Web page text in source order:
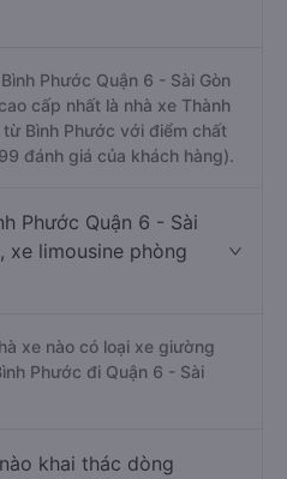
Phước Quận 6 - Sài Gòn
cấp nhất là nhà xe Thành
Bình Phước với điểm chất
đánh giá của khách hàng).
Phước Quận 6 - Sài
xe limousine phòng
xe nào có loại xe giường
Phước đi Quận 6 - Sài
khai thác dòng